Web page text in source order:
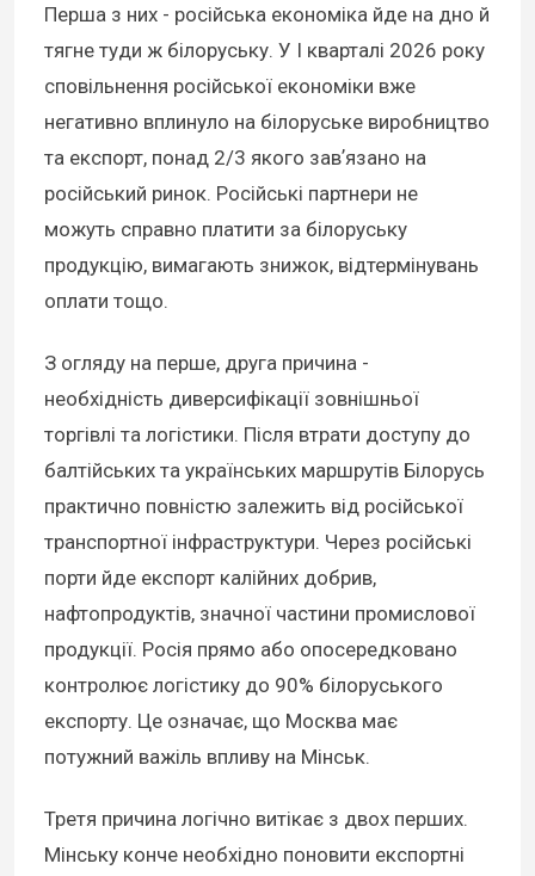
Перша з них - російська економіка йде на дно й
тягне туди ж білоруську. У І кварталі 2026 року
сповільнення російської економіки вже
негативно вплинуло на білоруське виробництво
та експорт, понад 2/3 якого завʼязано на
російський ринок. Російські партнери не
можуть справно платити за білоруську
продукцію, вимагають знижок, відтермінувань
оплати тощо.
З огляду на перше, друга причина -
необхідність диверсифікації зовнішньої
торгівлі та логістики. Після втрати доступу до
балтійських та українських маршрутів Білорусь
практично повністю залежить від російської
транспортної інфраструктури. Через російські
порти йде експорт калійних добрив,
нафтопродуктів, значної частини промислової
продукції. Росія прямо або опосередковано
контролює логістику до 90% білоруського
експорту. Це означає, що Москва має
потужний важіль впливу на Мінськ.
Третя причина логічно витікає з двох перших.
Мінську конче необхідно поновити експортні